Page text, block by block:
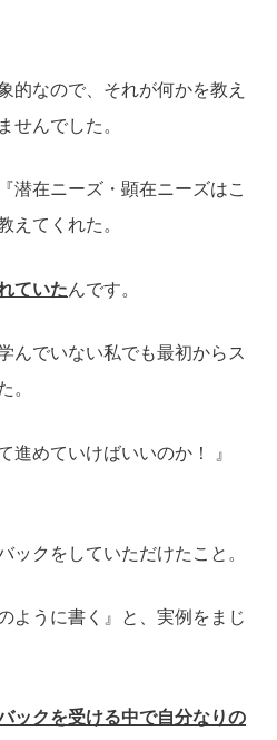
的なので、それが何かを教え
せんでした。
潜在ニーズ・顕在ニーズはこ
えてくれた。
ていたんです。
んでいない私でも最初からス
。
進めていけばいいのか！ 』
ックをしていただけたこと。
ように書く』と、実例をまじ
ックを受ける中で自分なりの